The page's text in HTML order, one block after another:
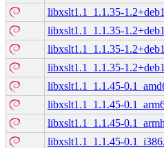
libxslt1.1_1.1.35-
libxslt1.1_1.1.35-
libxslt1.1_1.1.35-
libxslt1.1_1.1.35-
libxslt1.1_1.1.45-
libxslt1.1_1.1.45-
libxslt1.1_1.1.45-
libxslt1.1_1.1.45-